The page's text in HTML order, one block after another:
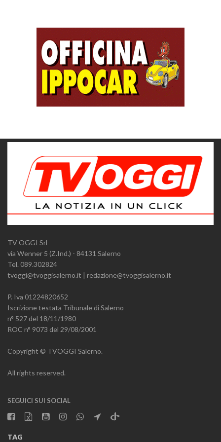
TV OGGI Srl
via Wenner 5 (Z.Ind.) - 84131 Salerno
Tel. 089.302824
tvoggi@tvoggisalerno.it | redazione@tvoggisalerno.it
P. Iva 01224820652
Iscrizione testata Tribunale di Salerno
n° 527 del 18/11/1980
ROC n° 9073 del 29/08/2001
Copyright © TVOGGI Salerno.
All rights reserved.
SEGUICI SUI SOCIAL
TAG